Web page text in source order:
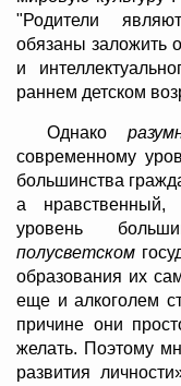
"Родители
обязаны заложить
и
раннем детском
Однако
современному
большинства
а нравственный,
уровень
полусветском
образования их
еще и алкоголем
причине они
желать. Поэтому
развития